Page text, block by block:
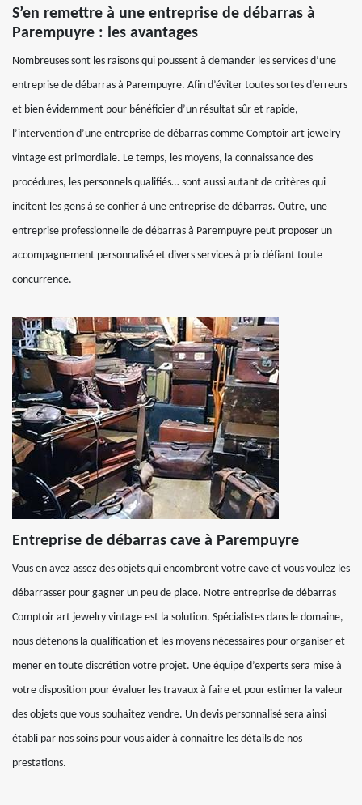
S’en remettre à une entreprise de débarras à
Parempuyre : les avantages
Nombreuses sont les raisons qui poussent à demander les services d’une
entreprise de débarras à Parempuyre. Afin d’éviter toutes sortes d’erreurs
et bien évidemment pour bénéficier d’un résultat sûr et rapide,
l’intervention d’une entreprise de débarras comme Comptoir art jewelry
vintage est primordiale. Le temps, les moyens, la connaissance des
procédures, les personnels qualifiés… sont aussi autant de critères qui
incitent les gens à se confier à une entreprise de débarras. Outre, une
entreprise professionnelle de débarras à Parempuyre peut proposer un
accompagnement personnalisé et divers services à prix défiant toute
concurrence.
Entreprise de débarras cave à Parempuyre
Vous en avez assez des objets qui encombrent votre cave et vous voulez les
débarrasser pour gagner un peu de place. Notre entreprise de débarras
Comptoir art jewelry vintage est la solution. Spécialistes dans le domaine,
nous détenons la qualification et les moyens nécessaires pour organiser et
mener en toute discrétion votre projet. Une équipe d’experts sera mise à
votre disposition pour évaluer les travaux à faire et pour estimer la valeur
des objets que vous souhaitez vendre. Un devis personnalisé sera ainsi
établi par nos soins pour vous aider à connaitre les détails de nos
prestations.